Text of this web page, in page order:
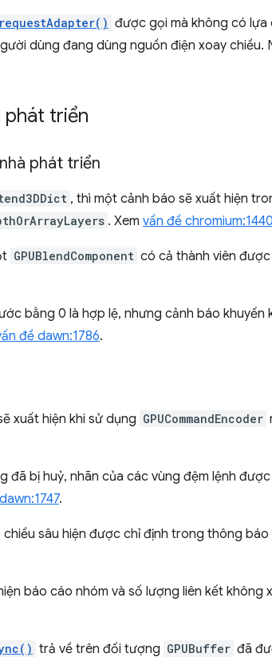
requestAdapter() được gọi mà không có lựa
dùng đang dùng nguồn điện xoay chiều.
phát triển
phát triển
, thì một cảnh báo sẽ xuất hiện
. Xem vấn đề
GPUBlendComponent có cả thành viên
bằng 0 là hợp lệ, nhưng cảnh báo khuyến
đề dawn:1786.
xuất hiện khi sử dụng GPUCommandEncoder
đã bị huỷ, nhãn của các vùng đệm lệnh
.
sâu hiện được chỉ định trong thông
báo cáo nhóm và số lượng liên kết
trả về trên đối tượng GPUBuffer đã